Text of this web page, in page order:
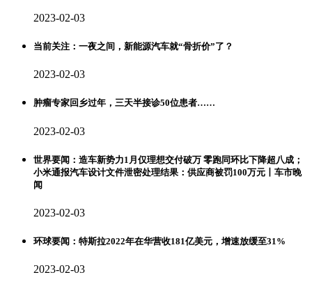
2023-02-03
当前关注：一夜之间，新能源汽车就“骨折价”了？
2023-02-03
肿瘤专家回乡过年，三天半接诊50位患者……
2023-02-03
世界要闻：造车新势力1月仅理想交付破万 零跑同环比下降超八成；
小米通报汽车设计文件泄密处理结果：供应商被罚100万元丨车市晚
闻
2023-02-03
环球要闻：特斯拉2022年在华营收181亿美元，增速放缓至31%
2023-02-03